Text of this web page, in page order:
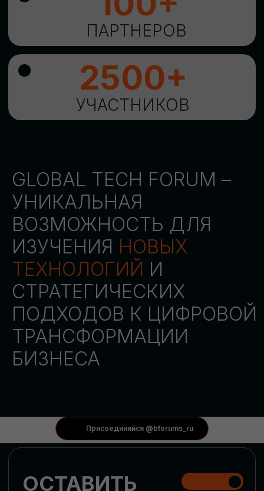
Присоединяйся @bforums_ru
ОСТАВИТЬ
ЗАЯВКУ
АККРЕДИТАЦИЯ
СМИ
СКАЧАТЬ ПРОГРАММУ
СТАТЬ СПИКЕРОМ
Оставьте заявку, наши менеджеры
СТАТЬ УЧАСТНИКОМ
ГЛОБАЛЬНАЯ
ЦИФРОВИЗАЦИЯ
актуальных трендов глобальной цифровой
трансформации. Узнаем о новых подходах